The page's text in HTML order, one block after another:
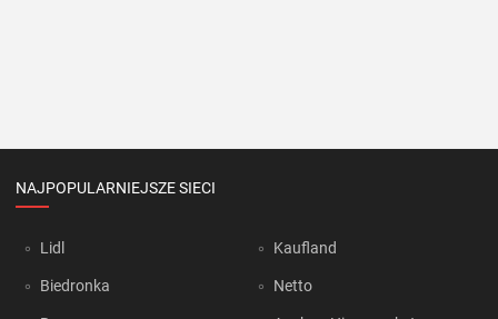
NAJPOPULARNIEJSZE SIECI
Lidl
Biedronka
Kaufland
Netto